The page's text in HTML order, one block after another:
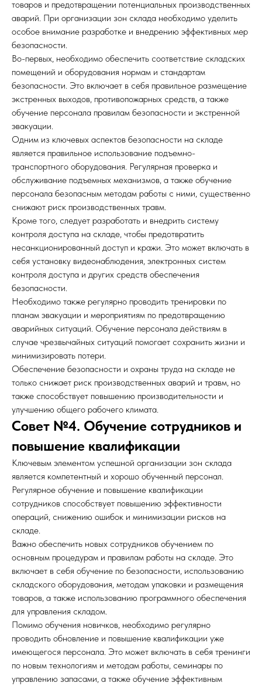
товаров и предотвращении потенциальных производственных
аварий. При организации зон склада необходимо уделить
особое внимание разработке и внедрению эффективных мер
безопасности.
Во-первых, необходимо обеспечить соответствие складских
помещений и оборудования нормам и стандартам
безопасности. Это включает в себя правильное размещение
экстренных выходов, противопожарных средств, а также
обучение персонала правилам безопасности и экстренной
эвакуации.
Одним из ключевых аспектов безопасности на складе
является правильное использование подъемно-
транспортного оборудования. Регулярная проверка и
обслуживание подъемных механизмов, а также обучение
персонала безопасным методам работы с ними, существенно
снижают риск производственных травм.
Кроме того, следует разработать и внедрить систему
контроля доступа на складе, чтобы предотвратить
несанкционированный доступ и кражи. Это может включать в
себя установку видеонаблюдения, электронных систем
контроля доступа и других средств обеспечения
безопасности.
Необходимо также регулярно проводить тренировки по
планам эвакуации и мероприятиям по предотвращению
аварийных ситуаций. Обучение персонала действиям в
случае чрезвычайных ситуаций помогает сохранить жизни и
минимизировать потери.
Обеспечение безопасности и охраны труда на складе не
только снижает риск производственных аварий и травм, но
также способствует повышению производительности и
улучшению общего рабочего климата.
Совет №4. Обучение сотрудников и
повышение квалификации
Ключевым элементом успешной организации зон склада
является компетентный и хорошо обученный персонал.
Регулярное обучение и повышение квалификации
сотрудников способствует повышению эффективности
операций, снижению ошибок и минимизации рисков на
складе.
Важно обеспечить новых сотрудников обучением по
основным процедурам и правилам работы на складе. Это
включает в себя обучение по безопасности, использованию
складского оборудования, методам упаковки и размещения
товаров, а также использованию программного обеспечения
для управления складом.
Помимо обучения новичков, необходимо регулярно
проводить обновление и повышение квалификации уже
имеющегося персонала. Это может включать в себя тренинги
по новым технологиям и методам работы, семинары по
управлению запасами, а также обучение эффективным